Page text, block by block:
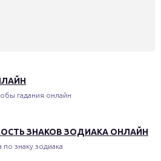
гадания онлайн
ЗНАКОВ ЗОДИАКА ОНЛАЙН
знаку зодиака